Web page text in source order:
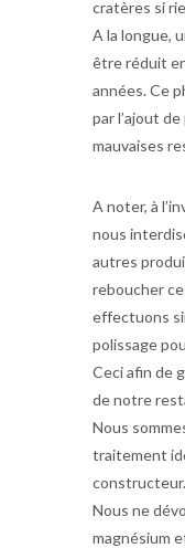
cratères si
A la longue,
être réduit
années. Ce
par l’ajout
mauvaises
A noter, à
nous
autres
reboucher
effectuons
polissage
Ceci afin de
de notre
Nous
traitement
constructeur.
Nous ne
magnésium